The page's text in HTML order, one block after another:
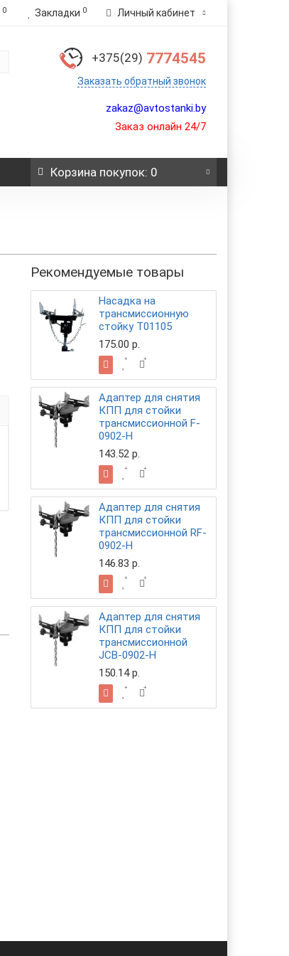
0 Закладки 0 Личный кабинет
+375(29) 7774545
Заказать обратный звонок
zakaz@avtostanki.by
Заказ онлайн 24/7
Корзинапокупок: 0
Рекомендуемые товары
Насадка на
трансмиссионную
стойку T01105
175.00 р.
Адаптер для снятия
КПП для стойки
трансмиссионной F-
0902-H
143.52 р.
Адаптер для снятия
КПП для стойки
трансмиссионной RF-
0902-H
146.83 р.
Адаптер для снятия
КПП для стойки
трансмиссионной
JCB-0902-H
150.14 р.